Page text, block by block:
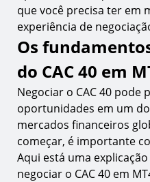
que você precisa ter em
experiência de
Os
do CAC 40 em
Negociar o CAC 40
oportunidades em um
mercados financeiros
começar, é importante
Aqui está uma
negociar o CAC 40 em